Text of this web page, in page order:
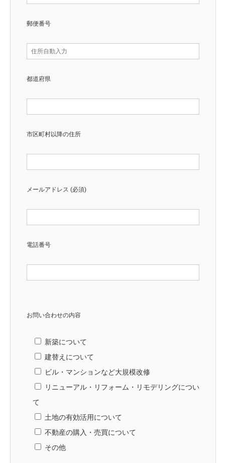
郵便番号
都道府県
市区町村以降の住所
メールアドレス (必須)
電話番号
お問い合わせの内容
新築について
建替えについて
ビル・マンションなど大規模改修
リニューアル・リフォーム・リモデリングについ
て
土地の有効活用について
不動産の購入・売買について
その他